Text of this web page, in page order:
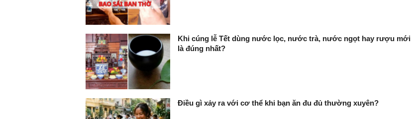
Khi cúng lễ Tết dùng nước lọc, nước trà, nước ngọt hay rượu mới
là đúng nhất?
Điều gì xảy ra với cơ thể khi bạn ăn đu đủ thường xuyên?